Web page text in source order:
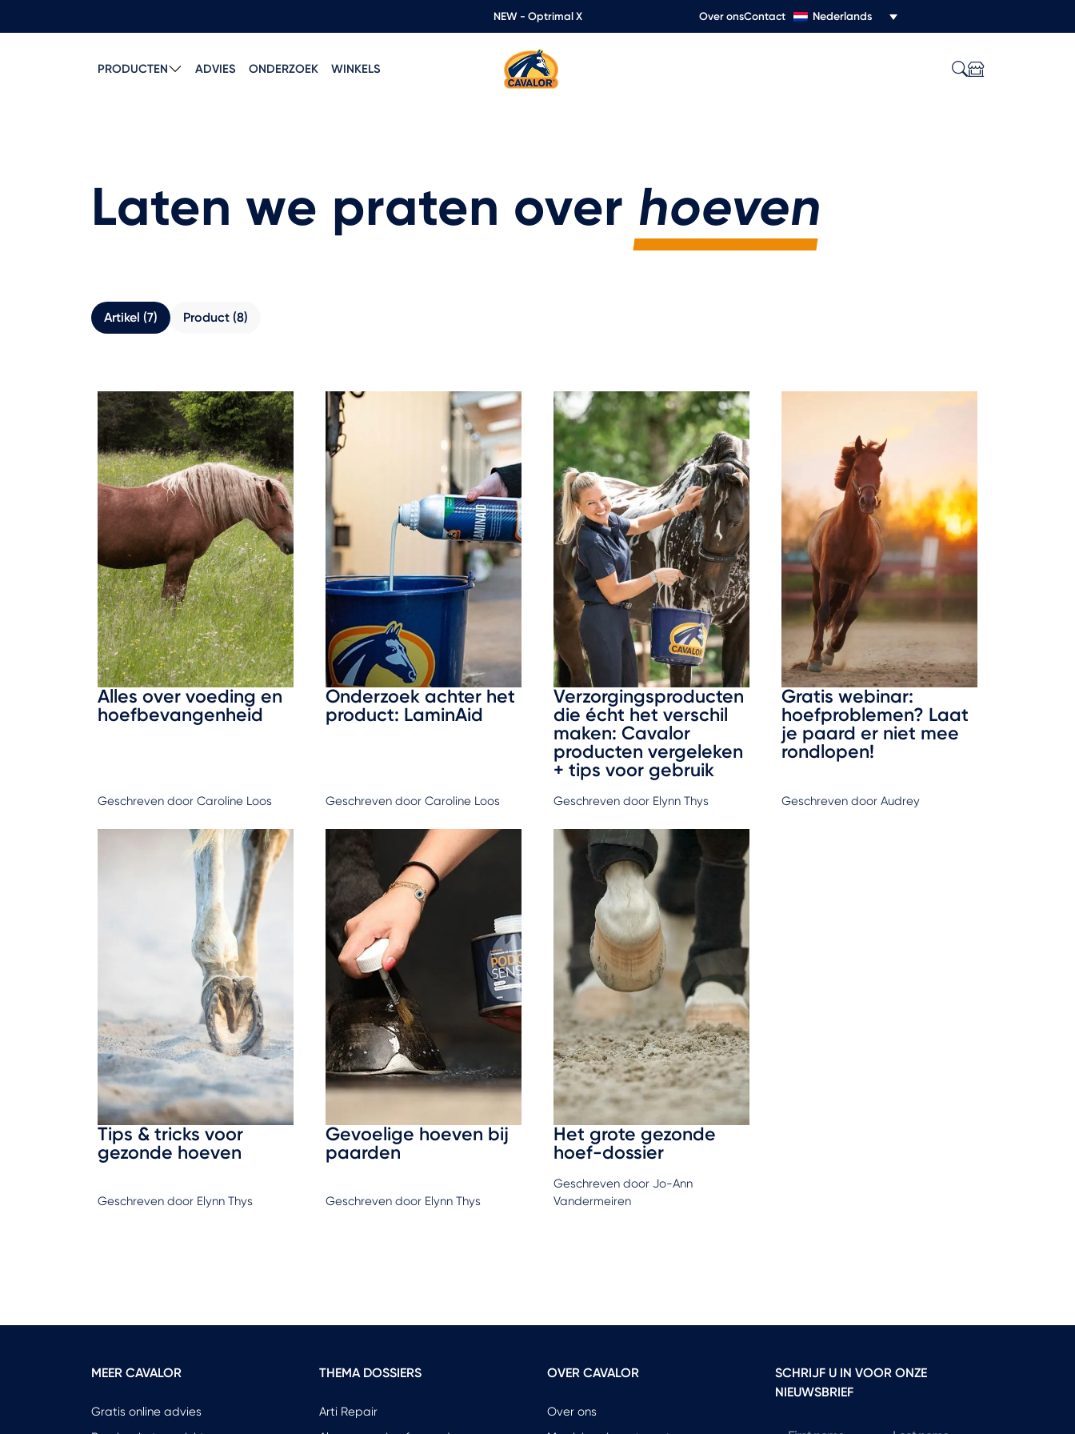
NEW - Optrimal X Over onsContact Nederlands
PRODUCTEN ADVIES ONDERZOEK WINKELS
Laten we praten over hoeven
Artikel (7) Product (8)
Alles over voeding en
hoefbevangenheid
Geschreven door Caroline Loos
Onderzoek achter het
product: LaminAid
Geschreven door Caroline Loos
Verzorgingsproducten
die écht het verschil
maken: Cavalor
producten vergeleken
+ tips voor gebruik
Geschreven door Elynn Thys
Gratis webinar:
hoefproblemen? Laat
je paard er niet mee
rondlopen!
Geschreven door Audrey
Tips & tricks voor
gezonde hoeven
Geschreven door Elynn Thys
Gevoelige hoeven bij
paarden
Geschreven door Elynn Thys
Het grote gezonde
hoef-dossier
Geschreven door Jo-Ann
Vandermeiren
MEER CAVALOR
Gratis online advies
THEMA DOSSIERS
Arti Repair
OVER CAVALOR
Over ons
SCHRIJF U IN VOOR ONZE
NIEUWSBRIEF